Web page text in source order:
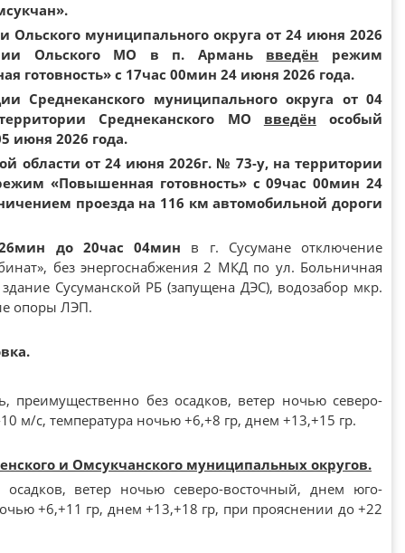
муниципального округа от 24 июня 2026
Ольского МО в п. Армань введён режим
готовность» с 17час 00мин 24 июня 2026 года.
Среднеканского муниципального округа от 04
Среднеканского МО введён особый
июня 2026 года.
области от 24 июня 2026г. № 73-у, на территории
«Повышенная готовность» с 09час 00мин 24
проезда на 116 км автомобильной дороги
до 20час 04мин в г. Сусумане отключение
без энергоснабжения 2 МКД по ул. Больничная
Сусуманской РБ (запущена ДЭС), водозабор мкр.
опоры ЛЭП.
преимущественно без осадков, ветер ночью северо-
м/с, температура ночью +6,+8 гр, днем +13,+15 гр.
и Омсукчанского муниципальных округов.
ветер ночью северо-восточный, днем юго-
+6,+11 гр, днем +13,+18 гр, при прояснении до +22